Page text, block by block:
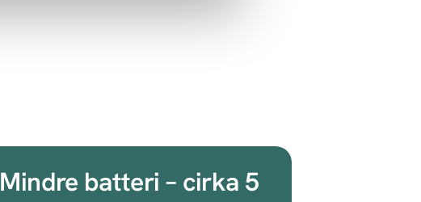
Mindre batteri – cirka 5